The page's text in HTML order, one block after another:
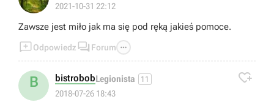
2021-10-31 22:12
Zawsze jest miło jak ma się pod ręką jakieś pomoce.
Odpowiedz  Forum 
B bistrobobLegionista 11
2018-07-26 18:43
